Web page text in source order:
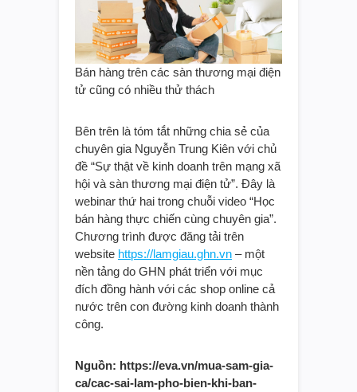
Bán hàng trên các sàn thương mại điện
tử cũng có nhiều thử thách
Bên trên là tóm tắt những chia sẻ của
chuyên gia Nguyễn Trung Kiên với chủ
đề “Sự thật về kinh doanh trên mạng xã
hội và sàn thương mại điện tử”. Đây là
webinar thứ hai trong chuỗi video “Học
bán hàng thực chiến cùng chuyên gia”.
Chương trình được đăng tải trên
website https://lamgiau.ghn.vn – một
nền tảng do GHN phát triển với mục
đích đồng hành với các shop online cả
nước trên con đường kinh doanh thành
công.
Nguồn: https://eva.vn/mua-sam-gia-
ca/cac-sai-lam-pho-bien-khi-ban-